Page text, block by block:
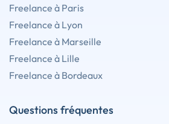
Freelance à Paris
Freelance à Lyon
Freelance à Marseille
Freelance à Lille
Freelance à Bordeaux
Questions fréquentes